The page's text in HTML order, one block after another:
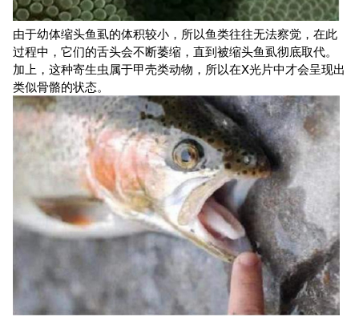
由于幼体缩头鱼虱的体积较小，所以鱼类往往无法察觉，在此
过程中，它们的舌头会不断萎缩，直到被缩头鱼虱彻底取代。
加上，这种寄生虫属于甲壳类动物，所以在X光片中才会呈现出
类似骨骼的状态。